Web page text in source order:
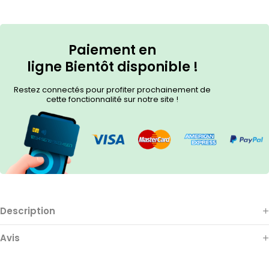
Paiement en
ligne Bientôt disponible !
Restez connectés pour profiter prochainement de
cette fonctionnalité sur notre site !
Description
Avis